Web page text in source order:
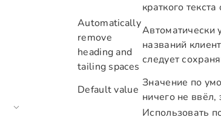
краткого
Automatically
remove
heading and
tailing spaces
Автоматически
названий
следует
Default value
Значение по
ничего не ввёл,
Использовать